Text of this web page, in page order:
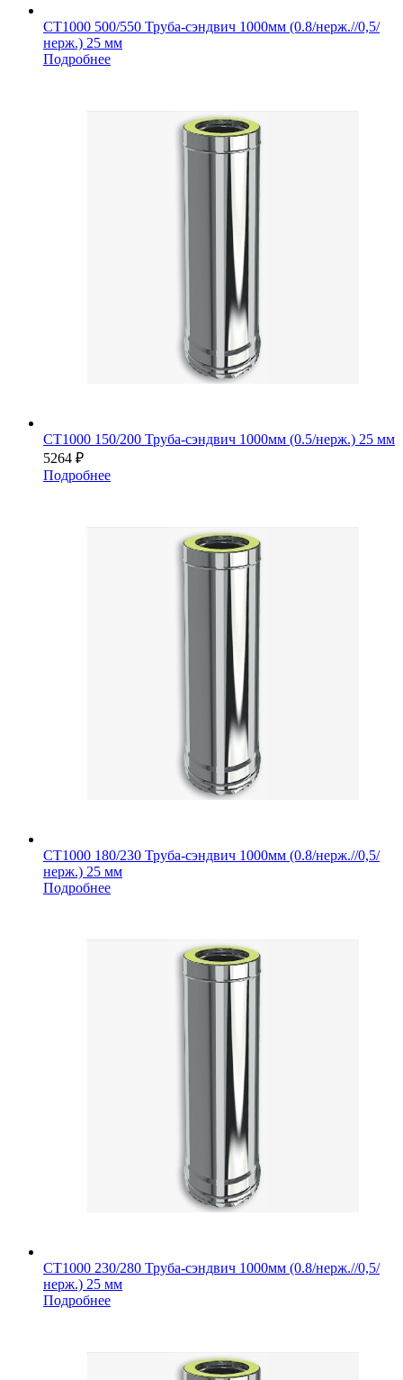
СТ1000 500/550 Труба-сэндвич 1000мм (0.8/нерж.//0,5/
нерж.) 25 мм
Подробнее
СТ1000 150/200 Труба-сэндвич 1000мм (0.5/нерж.) 25 мм
5264 ₽
Подробнее
СТ1000 180/230 Труба-сэндвич 1000мм (0.8/нерж.//0,5/
нерж.) 25 мм
Подробнее
СТ1000 230/280 Труба-сэндвич 1000мм (0.8/нерж.//0,5/
нерж.) 25 мм
Подробнее